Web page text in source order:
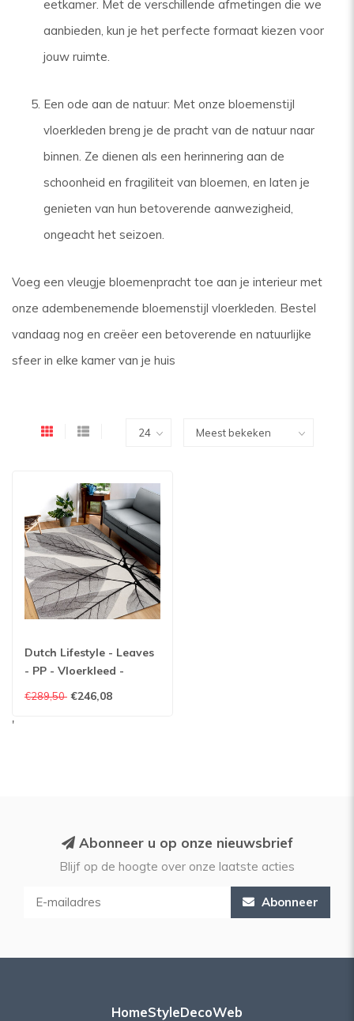
eetkamer. Met de verschillende afmetingen die we
aanbieden, kun je het perfecte formaat kiezen voor
jouw ruimte.
Een ode aan de natuur: Met onze bloemenstijl
vloerkleden breng je de pracht van de natuur naar
binnen. Ze dienen als een herinnering aan de
schoonheid en fragiliteit van bloemen, en laten je
genieten van hun betoverende aanwezigheid,
ongeacht het seizoen.
Voeg een vleugje bloemenpracht toe aan je interieur met
onze adembenemende bloemenstijl vloerkleden. Bestel
vandaag nog en creëer een betoverende en natuurlijke
sfeer in elke kamer van je huis
Dutch Lifestyle - Leaves
- PP - Vloerkleed -
Multicolor
€289,50 €246,08
'
Abonneer u op onze nieuwsbrief
Blijf op de hoogte over onze laatste acties
Abonneer
HomeStyleDecoWeb